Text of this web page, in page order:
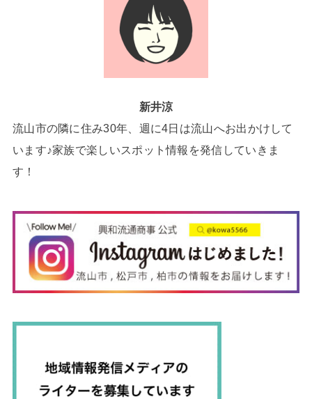
新井涼
流山市の隣に住み30年、週に4日は流山へお出かけして
います♪家族で楽しいスポット情報を発信していきま
す！